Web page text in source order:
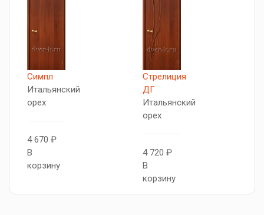
Симпл
Итальянский
орех
4 670 ₽
В
корзину
Стрелиция
ДГ
Итальянский
орех
4 720 ₽
В
корзину